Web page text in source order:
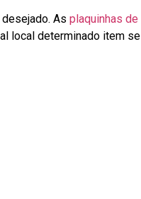
As plaquinhas de
local determinado item se